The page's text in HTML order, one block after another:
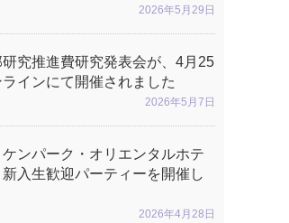
2026年5月29日
2026年5月7日
研究推進費研究発表会が、4月25
ラインにて開催されました
2026年4月28日
ンパーク・オリエンタルホテ
新入生歓迎パーティーを開催し